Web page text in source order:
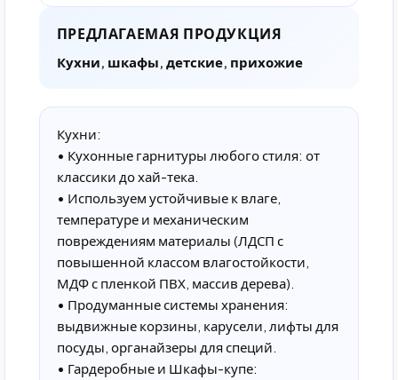
Кухни:
• Кухонные гарнитуры любого стиля: от
классики до хай-тека.
• Используем устойчивые к влаге,
температуре и механическим
повреждениям материалы (ЛДСП с
повышенной классом влагостойкости,
МДФ с пленкой ПВХ, массив дерева).
• Продуманные системы хранения:
выдвижные корзины, карусели, лифты для
посуды, органайзеры для специй.
• Гардеробные и Шкафы-купе:
ПРЕДЛАГАЕМАЯ ПРОДУКЦИЯ
Кухни, шкафы, детские, прихожие